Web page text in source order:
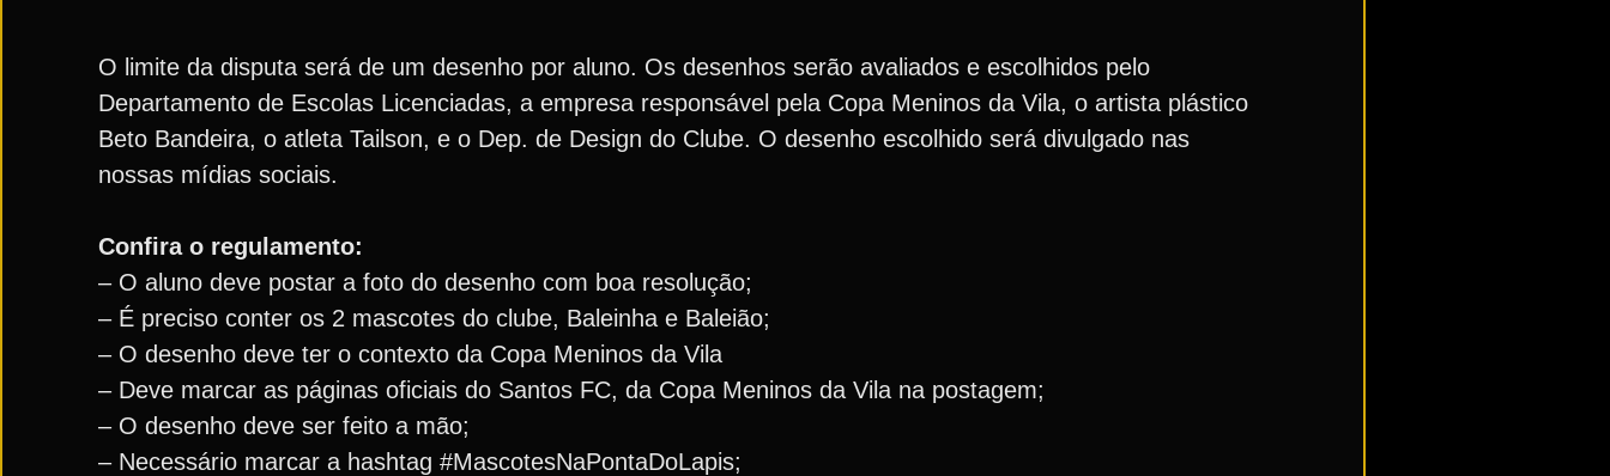
O limite da disputa será de um desenho por aluno. Os desenhos serão avaliados e escolhidos pelo
Departamento de Escolas Licenciadas, a empresa responsável pela Copa Meninos da Vila, o artista plástico
Beto Bandeira, o atleta Tailson, e o Dep. de Design do Clube. ⁣O desenho escolhido será divulgado nas
nossas mídias sociais.⁣
Confira o regulamento:⁣⁣⁣⁣⁣
– O aluno deve postar a foto do desenho com boa resolução;⁣
– É preciso conter os 2 mascotes do clube, Baleinha e Baleião;⁣⁣⁣⁣⁣
– O desenho deve ter o contexto da Copa Meninos da Vila ⁣
– Deve marcar as páginas oficiais do Santos FC, da Copa Meninos da Vila na postagem;⁣⁣⁣⁣⁣
– O desenho deve ser feito a mão;⁣
– Necessário marcar a hashtag #MascotesNaPontaDoLapis;⁣⁣⁣⁣⁣